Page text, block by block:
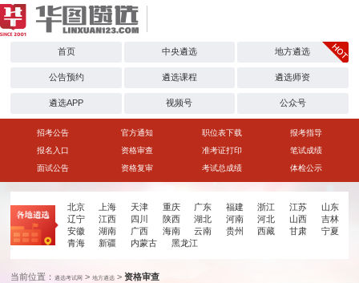
首页 中央遴选 地方遴选
公告预约 遴选课程 遴选师资
遴选APP 视频号 公众号
招考公告 官方通知 职位表下载
报考指导
报名入口
资格审查 准考证打印
笔试成绩
面试公告
资格复审 考试总成绩 体检公示
北京 上海 天津 重庆 广东 福建 浙江 江苏
山东
辽宁
江西 四川 陕西 湖北 河南 河北 山西
吉林
安徽
湖南 广西 海南 云南 贵州 西藏 甘肃
宁夏
青海
新疆 内蒙古 黑龙江
当前位置：遴选考试网 >地方遴选 >资格审查